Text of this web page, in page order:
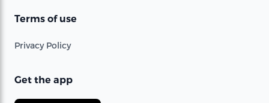
Terms of use
Privacy Policy
Get the app